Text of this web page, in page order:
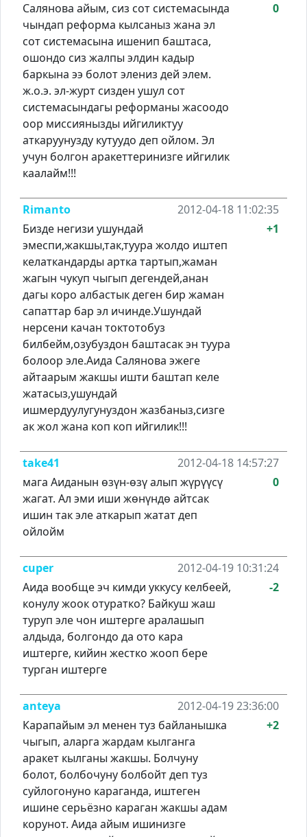
Салянова айым, сиз сот системасында
чындап реформа кылсаныз жана эл
сот системасына ишенип баштаса,
ошондо сиз жалпы элдин кадыр
баркына ээ болот элениз дей элем.
ж.о.э. эл-журт сизден ушул сот
системасындагы реформаны жасоодо
оор миссиянызды ийгиликтуу
аткаруунузду кутуудо деп ойлом. Эл
учун болгон аракеттеринизге ийгилик
каалайм!!!
0
Rimanto
2012-04-18 11:02:35
Бизде негизи ушундай
эмеспи,жакшы,так,туура жолдо иштеп
келаткандарды артка тартып,жаман
жагын чукуп чыгып дегендей,анан
дагы коро албастык деген бир жаман
сапаттар бар эл ичинде.Ушундай
нерсени качан токтотобуз
билбейм,озубуздон баштасак эн туура
болоор эле.Аида Салянова эжеге
айтаарым жакшы ишти баштап келе
жатасыз,ушундай
ишмердуулугунуздон жазбаныз,сизге
ак жол жана коп коп ийгилик!!!
+1
take41
2012-04-18 14:57:27
мага Аиданын өзүн-өзү алып жүрүүсү
жагат. Ал эми иши жөнүндө айтсак
ишин так эле аткарып жатат деп
ойлойм
0
cuper
2012-04-19 10:31:24
Аида вообще эч кимди уккусу келбеей,
конулу жоок отуратко? Байкуш жаш
туруп эле чон иштерге аралашып
алдыда, болгондо да ото кара
иштерге, кийин жестко жооп бере
турган иштерге
-2
anteya
2012-04-19 23:36:00
Карапайым эл менен туз байланышка
чыгып, аларга жардам кылганга
аракет кылганы жакшы. Болчуну
болот, болбочуну болбойт деп туз
суйлогонуно караганда, иштеген
ишине серьёзно караган жакшы адам
корунот. Аида айым ишинизге
+2